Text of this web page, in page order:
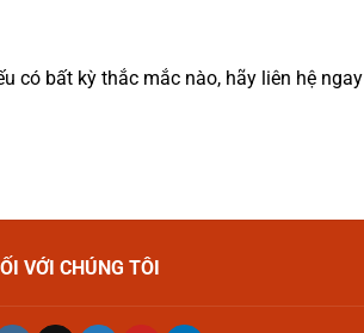
có bất kỳ thắc mắc nào, hãy liên hệ ngay
VỚI CHÚNG TÔI